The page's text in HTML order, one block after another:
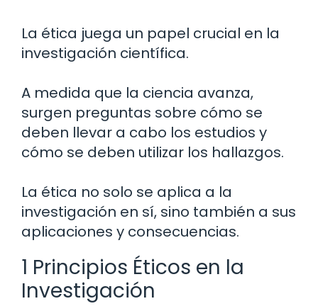
La ética juega un papel crucial en la
investigación científica.
A medida que la ciencia avanza,
surgen preguntas sobre cómo se
deben llevar a cabo los estudios y
cómo se deben utilizar los hallazgos.
La ética no solo se aplica a la
investigación en sí, sino también a sus
aplicaciones y consecuencias.
1 Principios Éticos en la
Investigación